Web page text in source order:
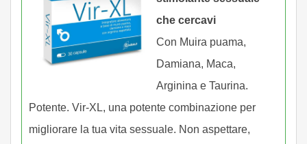
che cercavi
Con Muira puama,
Damiana, Maca,
Arginina e Taurina.
Potente. Vir-XL, una potente combinazione per
migliorare la tua vita sessuale. Non aspettare,